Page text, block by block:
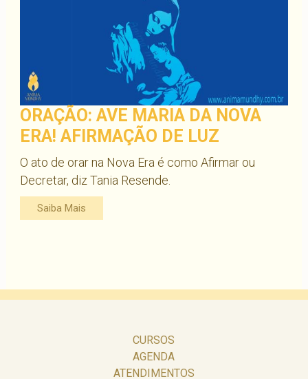
ORAÇÃO: AVE MARIA DA NOVA
ERA! AFIRMAÇÃO DE LUZ
O ato de orar na Nova Era é como Afirmar ou
Decretar, diz Tania Resende.
Saiba Mais
CURSOS
AGENDA
ATENDIMENTOS